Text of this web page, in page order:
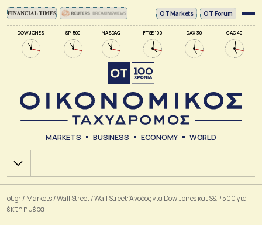
DOW JONES SP 500 NASDAQ FTSE 100 DAX 30 CAC 40
ΟΤ Markets OT Forum
MARKETS BUSINESS ECONOMY WORLD
Χ.Α.
ot.gr/ Markets/Wall Street/Wall Street: Άνοδος για Dow Jones και S&P 500 για
έκτη ημέρα